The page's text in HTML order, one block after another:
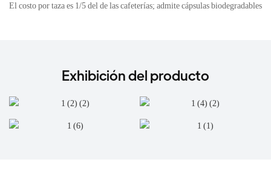
El costo por taza es 1/5 del de las cafeterías; admite cápsulas biodegradables
Exhibición del producto